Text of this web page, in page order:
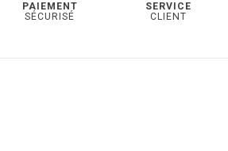
PAIEMENT
SÉCURISÉ
SERVICE
CLIENT